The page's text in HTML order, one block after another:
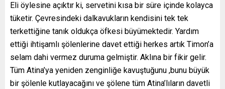
Eli öylesine açıktır ki, servetini kısa bir süre içinde kolayca
tüketir. Çevresindeki dalkavukların kendisini tek tek
terkettiğine tanık oldukça öfkesi büyümektedir. Yardım
ettiği ihtişamlı şölenlerine davet ettiği herkes artık Timon’a
selam dahi vermez duruma gelmiştir. Aklına bir fikir gelir.
Tüm Atina’ya yeniden zenginliğe kavuştuğunu ,bunu büyük
bir şölenle kutlayacağını ve şölene tüm Atina’lıların davetli